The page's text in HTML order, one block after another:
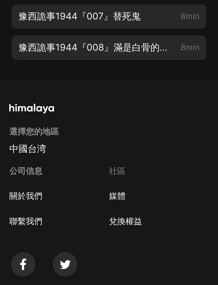
豫西詭事1944『007』替死鬼 8min
豫西詭事1944『008』滿是白骨的山洞 8min
選擇您的地區
中國台湾
公司信息
關於我們
聯繫我們
社區
媒體
兌換權益